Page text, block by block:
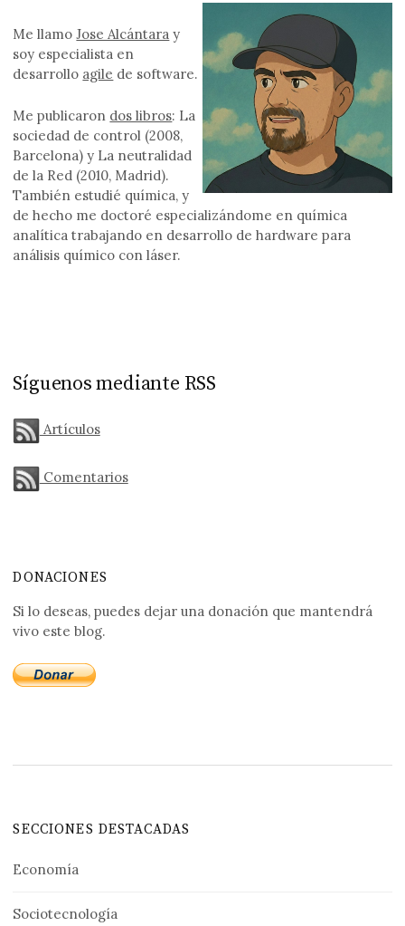
Me llamoJose Alcántara y
soy especialista en
desarrollo agile de software.
Me publicaron dos libros: La
sociedad de control (2008,
Barcelona) y La neutralidad
de la Red (2010, Madrid).
También estudié química, y
de hecho me doctoré especializándome en química
analítica trabajando en desarrollo de hardware para
análisis químico con láser.
Síguenos mediante RSS
Artículos
Comentarios
DONACIONES
Si lo deseas, puedes dejar una donación que mantendrá
vivo este blog.
SECCIONES DESTACADAS
Economía
Sociotecnología